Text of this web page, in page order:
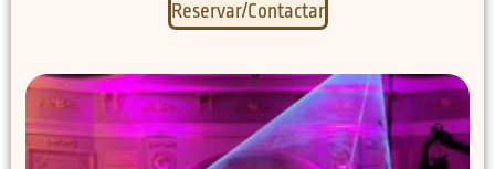
Reservar/Contactar